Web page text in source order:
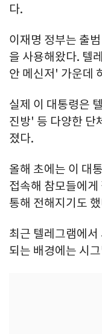
다.
이재명 정부는 출
을 사용해왔다. 텔
안 메신저' 가운데
실제 이 대통령은
진방' 등 다양한 단
졌다.
올해 초에는 이 대
접속해 참모들에
통해 전해지기도
최근 텔레그램에서
되는 배경에는 시